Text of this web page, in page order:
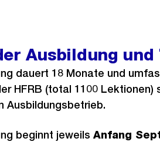
Ausbildung und
dauert 18 Monate und
HFRB (total 1100 Lektionen)
Ausbildungsbetrieb.
beginnt jeweilsAnfang